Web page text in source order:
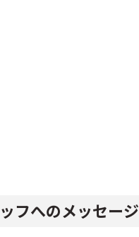
フへのメッセージ